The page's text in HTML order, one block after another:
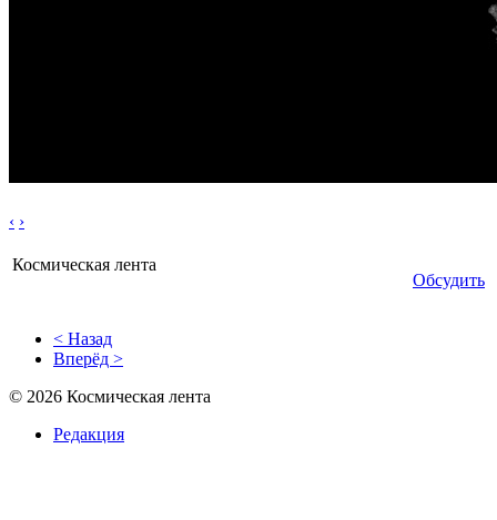
‹ ›
Космическая лента
Обсудить
< Назад
Вперёд >
© 2026 Космическая лента
Редакция